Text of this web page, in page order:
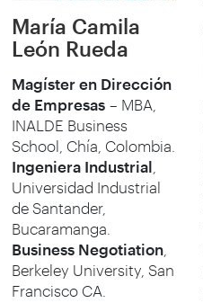
María Camila
León Rueda
Magíster en Dirección
de Empresas– MBA,
INALDE Business
School, Chía, Colombia.
Ingeniera Industrial
Universidad Industrial
de Santander,
Bucaramanga.
Business Negotiation,
Berkeley University, San
Francisco CA.